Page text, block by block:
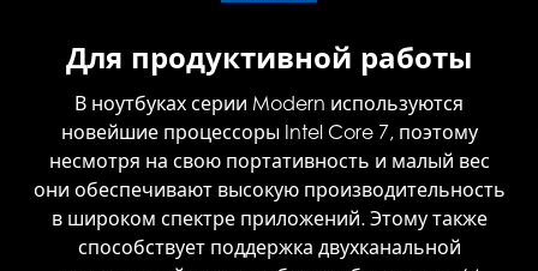
Для продуктивной работы
В ноутбуках серии Modern используются
новейшие процессоры Intel Core 7, поэтому
несмотря на свою портативность и малый вес
они обеспечивают высокую производительность
в широком спектре приложений. Этому также
способствует поддержка двухканальной